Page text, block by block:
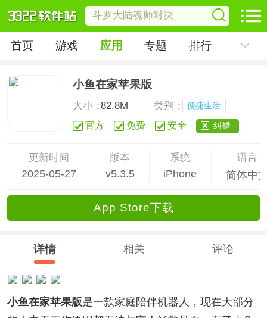
首页 游戏 应用 专题 排行
小鱼在家苹果版
大小：82.8M 类别： 便捷生活
官方 免费 安全 纠错
更新时间
2025-05-27
版本
v5.3.5
系统
iPhone
语言
简体中
App Store下载
详情 相关 评论
小鱼在家苹果版是一款家庭陪伴机器人，现在大部分